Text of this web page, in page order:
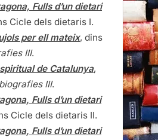
Fulls d’un dietari
Cicle dels dietaris I.
per ell mateix, dins
III.
de Catalunya,
III.
Fulls d’un dietari
Cicle dels dietaris II.
Fulls d’un dietari